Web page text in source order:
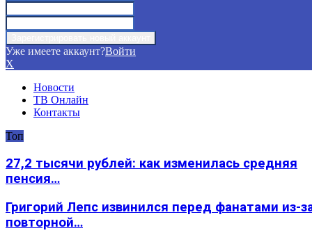
Уже имеете аккаунт?Войти
X
Новости
ТВ Онлайн
Контакты
Топ
27,2 тысячи рублей: как изменилась средняя
пенсия…
Григорий Лепс извинился перед фанатами из-
повторной…